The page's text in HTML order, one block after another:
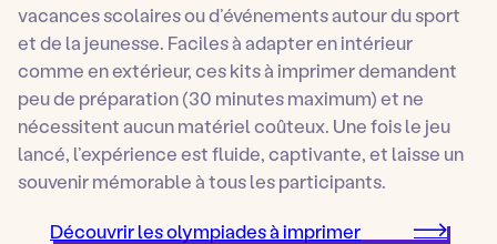
vacances scolaires ou d’événements autour du sport
et de la jeunesse. Faciles à adapter en intérieur
comme en extérieur, ces kits à imprimer demandent
peu de préparation (30 minutes maximum) et ne
nécessitent aucun matériel coûteux. Une fois le jeu
lancé, l’expérience est fluide, captivante, et laisse un
souvenir mémorable à tous les participants.
Découvrir les olympiades à imprimer